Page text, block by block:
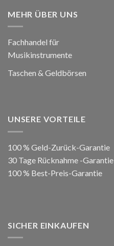
MEHR ÜBER UNS
Fachhandel für
Musikinstrumente
Taschen & Geldbörsen
UNSERE VORTEILE
100 % Geld-Zurück-Garantie
30 Tage Rücknahme -Garantie
100 % Best-Preis-Garantie
SICHER EINKAUFEN